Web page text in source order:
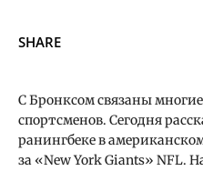
SHARE
С Бронксом связаны
спортсменов. Сегодня
ранингбеке в
за «New York Giants» NFL.